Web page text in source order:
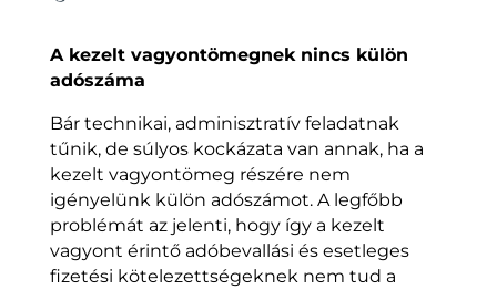
A kezelt vagyontömegnek nincs külön
adószáma
Bár technikai, adminisztratív feladatnak
tűnik, de súlyos kockázata van annak, ha a
kezelt vagyontömeg részére nem
igényelünk külön adószámot. A legfőbb
problémát az jelenti, hogy így a kezelt
vagyont érintő adóbevallási és esetleges
fizetési kötelezettségeknek nem tud a